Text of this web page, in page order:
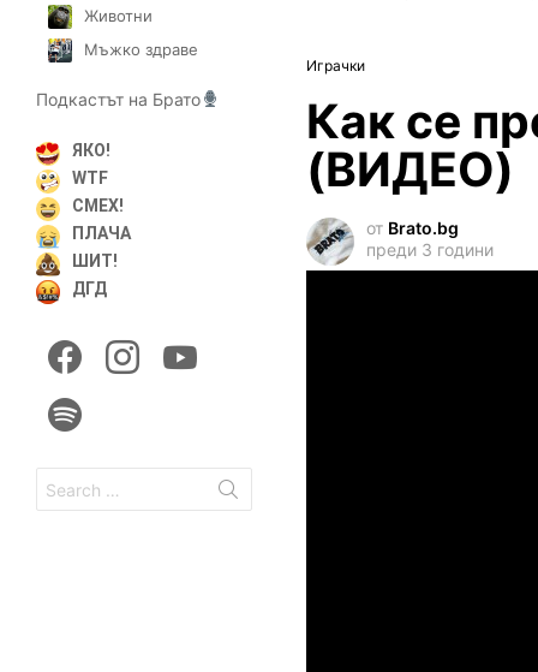
Играчки
Как се
(ВИДЕО)
от Brato.bg
преди 3 години
Животни
Мъжко здраве
Подкастът на Брато
ЯКО!
WTF
СМЕХ!
ПЛАЧА
ШИТ!
ДГД
for: